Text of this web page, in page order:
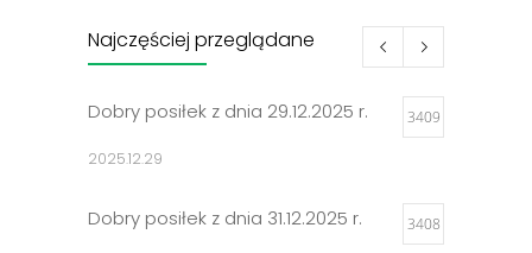
Najczęściej przeglądane
Dobry posiłek z dnia 29.12.2025 r. 3409
2025.12.29
Dobry posiłek z dnia 31.12.2025 r. 3408